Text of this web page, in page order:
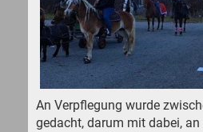
An Verpflegung wurde
gedacht, darum mit dabei,